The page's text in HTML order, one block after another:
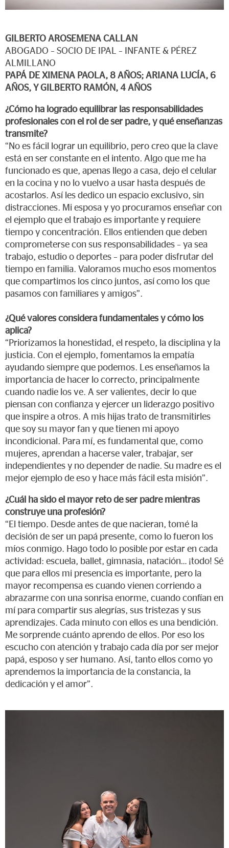
GILBERTO AROSEMENA CALLAN
ABOGADO – SOCIO DE IPAL – INFANTE & PÉREZ
ALMILLANO
PAPÁ DE XIMENA PAOLA, 8 AÑOS; ARIANA LUCÍA, 6
AÑOS, Y GILBERTO RAMÓN, 4 AÑOS
¿Cómo ha logrado equilibrar las responsabilidades
profesionales con el rol de ser padre, y qué enseñanzas
transmite?
“No es fácil lograr un equilibrio, pero creo que la clave
está en ser constante en el intento. Algo que me ha
funcionado es que, apenas llego a casa, dejo el celular
en la cocina y no lo vuelvo a usar hasta después de
acostarlos. Así les dedico un espacio exclusivo, sin
distracciones. Mi esposa y yo procuramos enseñar con
el ejemplo que el trabajo es importante y requiere
tiempo y concentración. Ellos entienden que deben
comprometerse con sus responsabilidades – ya sea
trabajo, estudio o deportes – para poder disfrutar del
tiempo en familia. Valoramos mucho esos momentos
que compartimos los cinco juntos, así como los que
pasamos con familiares y amigos”.
¿Qué valores considera fundamentales y cómo los
aplica?
“Priorizamos la honestidad, el respeto, la disciplina y la
justicia. Con el ejemplo, fomentamos la empatía
ayudando siempre que podemos. Les enseñamos la
importancia de hacer lo correcto, principalmente
cuando nadie los ve. A ser valientes, decir lo que
piensan con confianza y ejercer un liderazgo positivo
que inspire a otros. A mis hijas trato de transmitirles
que soy su mayor fan y que tienen mi apoyo
incondicional. Para mí, es fundamental que, como
mujeres, aprendan a hacerse valer, trabajar, ser
independientes y no depender de nadie. Su madre es el
mejor ejemplo de eso y hace más fácil esta misión”.
¿Cuál ha sido el mayor reto de ser padre mientras
construye una profesión?
“El tiempo. Desde antes de que nacieran, tomé la
decisión de ser un papá presente, como lo fueron los
míos conmigo. Hago todo lo posible por estar en cada
actividad: escuela, ballet, gimnasia, natación… ¡todo! Sé
que para ellos mi presencia es importante, pero la
mayor recompensa es cuando vienen corriendo a
abrazarme con una sonrisa enorme, cuando confían en
mí para compartir sus alegrías, sus tristezas y sus
aprendizajes. Cada minuto con ellos es una bendición.
Me sorprende cuánto aprendo de ellos. Por eso los
escucho con atención y trabajo cada día por ser mejor
papá, esposo y ser humano. Así, tanto ellos como yo
aprendemos la importancia de la constancia, la
dedicación y el amor”.